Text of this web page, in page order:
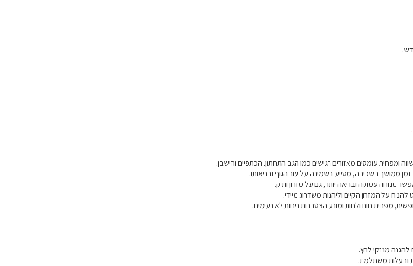
ומפחית עומסים מאזורים רגישים כמו הגב התחתון, הכתפיים והישבן.
ממושך בשכיבה, מסייע בשמירה על עור הגוף ובריאותו.
מנוחה עמוקה ובריאה יותר, גם על מזרון ותיק.
על המזרון הקיים וליהנות משדרוג מיידי.
מפחית חום ולחות ומונע הצטברות ריחות לא נעימים.
להגנה מנזקי לחץ.
ובעלות משתלמת.